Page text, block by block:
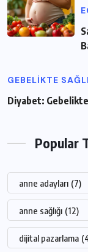
GEBELIKTE
Diyabet:
Popular
anne adayları (7)
anne sağlığı (12)
dijital pazarlama